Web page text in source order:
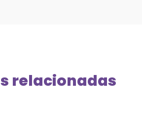
relacionadas